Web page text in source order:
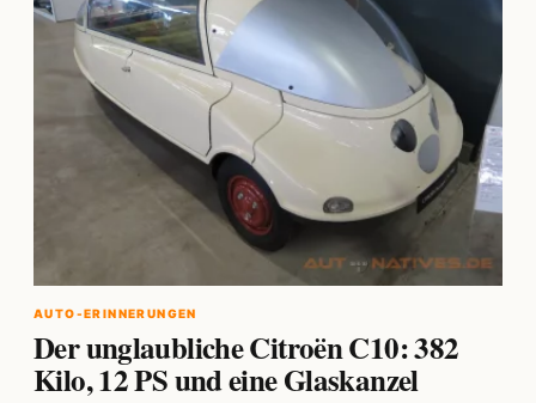
AUTO-ERINNERUNGEN
Der unglaubliche Citroën C10: 382
Kilo, 12 PS und eine Glaskanzel